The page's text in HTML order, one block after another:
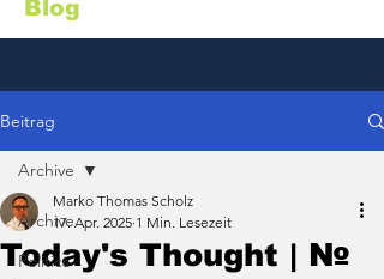
Blog
Beitrag
Archive
Politics
Archive
Today's Thought | №
Marko Thomas Scholz
17. Apr. 2025 1 Min. Lesezeit